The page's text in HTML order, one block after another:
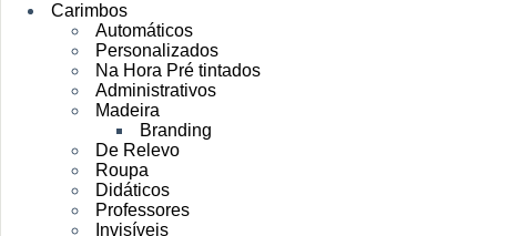
Carimbos
Automáticos
Personalizados
Na Hora Pré tintados
Administrativos
Madeira
Branding
De Relevo
Roupa
Didáticos
Professores
Invisíveis